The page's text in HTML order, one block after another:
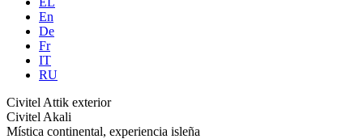
En
De
Fr
IT
RU
Civitel Attik exterior
Civitel Akali
Mística continental, experiencia isleña